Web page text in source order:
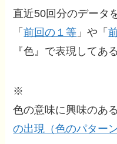
直近50回分のデータ
「前回の１等 」や「
『色』で表現してある
※
色の意味に興味のあ
の出現（色のパターン